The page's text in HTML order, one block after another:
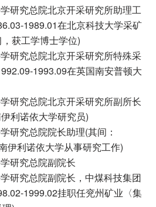
研究总院北京开采研究所助理工
1989.01在北京科技大学采矿
获工学博士学位)
研究总院北京开采研究所特殊采
1993.09在英国南安普顿大
研究总院北京开采研究所副所长
利诺依大学研究员)
研究总院院长助理(其间：
伊利诺依大学从事研究工作)
研究总院副院长
研究总院副院长，中煤科技集团
1999.02挂职任兖州矿业〈集